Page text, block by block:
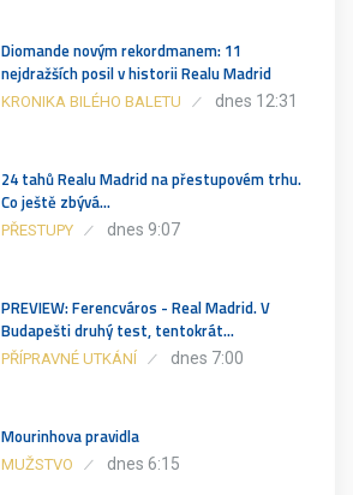
Diomande novým rekordmanem: 11
nejdražších posil v historii Realu Madrid
KRONIKA BILÉHO BALETU dnes 12:31
24 tahů Realu Madrid na přestupovém trhu.
Co ještě zbývá…
PŘESTUPY dnes 9:07
PREVIEW: Ferencváros - Real Madrid. V
Budapešti druhý test, tentokrát…
PŘÍPRAVNÉ UTKÁNÍ dnes 7:00
Mourinhova pravidla
MUŽSTVO dnes 6:15